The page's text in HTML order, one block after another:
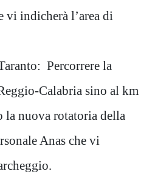
vi indicherà l’area di
Percorrere la
Calabria sino al km
la nuova rotatoria della
Anas che vi